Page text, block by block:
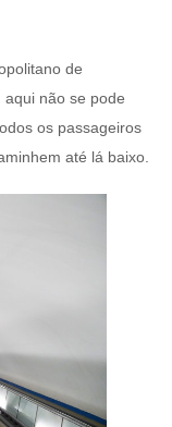
de
aqui não se pode
os passageiros
até lá baixo.